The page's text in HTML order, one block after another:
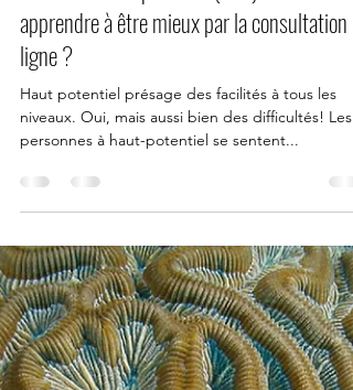
delflavabre
4 janv. 2021
Vous êtes haut potentiel (HPI) et souhaitez
apprendre à être mieux par la consultation en
ligne ?
personnes à haut-potentiel se sentent...